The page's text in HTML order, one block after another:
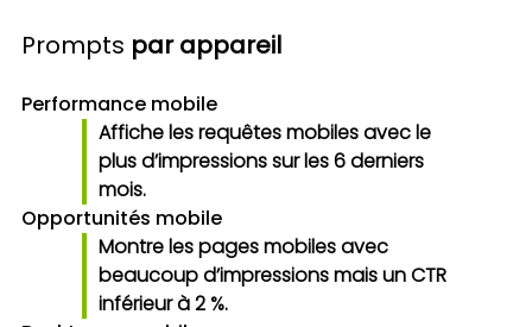
Prompts par appareil
Performance mobile
Affiche les requêtes mobiles avec le
plus d’impressions sur les 6 derniers
mois.
Opportunités mobile
Montre les pages mobiles avec
beaucoup d’impressions mais un CTR
inférieur à 2 %.